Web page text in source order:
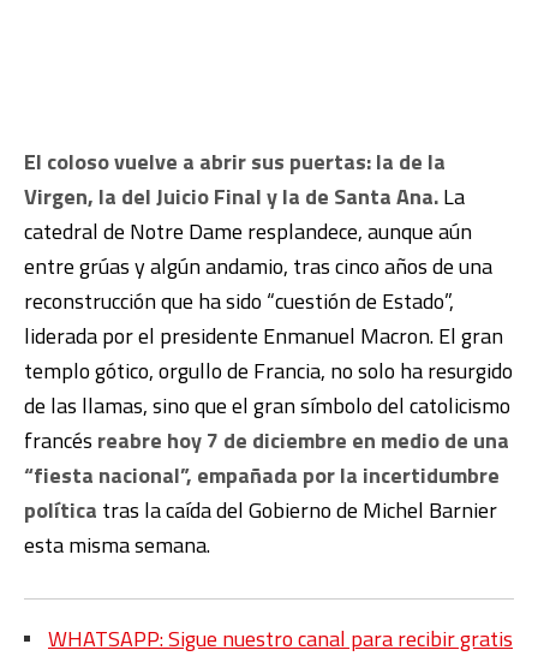
El coloso vuelve a abrir sus puertas: la de la
Virgen, la del Juicio Final y la de Santa Ana.La
catedral de Notre Dame resplandece, aunque aún
entre grúas y algún andamio, tras cinco años de una
reconstrucción que ha sido “cuestión de Estado”,
liderada por el presidente Enmanuel Macron. El gran
templo gótico, orgullo de Francia, no solo ha resurgido
de las llamas, sino que el gran símbolo del catolicismo
francés reabre hoy 7 de diciembre en medio de una
“fiesta nacional”, empañada por la incertidumbre
política tras la caída del Gobierno de Michel Barnier
esta misma semana.
WHATSAPP: Sigue nuestro canal para recibir gratis